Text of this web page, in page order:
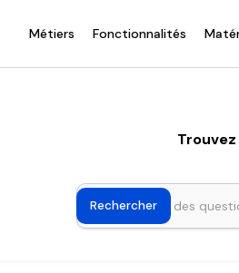
Métiers Fonctionnalités